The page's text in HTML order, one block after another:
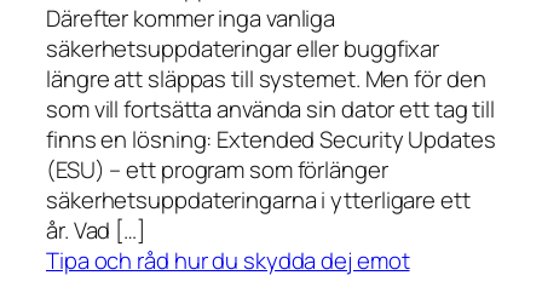
Därefter kommer inga vanliga
säkerhetsuppdateringar eller buggfixar
längre att släppas till systemet. Men för den
som vill fortsätta använda sin dator ett tag till
finns en lösning: Extended Security Updates
(ESU) – ett program som förlänger
säkerhetsuppdateringarna i ytterligare ett
år. Vad […]
Tipa och råd hur du skydda dej emot